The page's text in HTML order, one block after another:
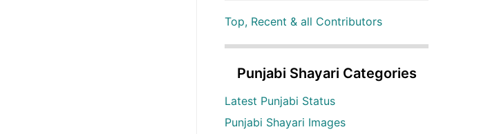
Top, Recent & all Contributors
Punjabi Shayari Categories
Latest Punjabi Status
Punjabi Shayari Images